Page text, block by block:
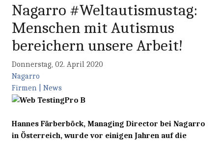
Nagarro #Weltautismustag:
Menschen mit Autismus
bereichern unsere Arbeit!
Donnerstag, 02. April 2020
Nagarro
Firmen | News
Hannes Färberböck, Managing Director bei Nagarro
in Österreich, wurde vor einigen Jahren auf die